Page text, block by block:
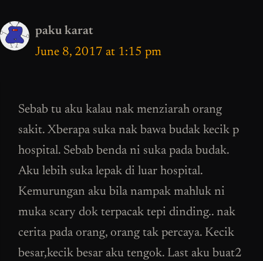
paku karat
June 8, 2017 at 1:15 pm
Sebab tu aku kalau nak menziarah orang
sakit. Xberapa suka nak bawa budak kecik p
hospital. Sebab benda ni suka pada budak.
Aku lebih suka lepak di luar hospital.
Kemurungan aku bila nampak mahluk ni
muka scary dok terpacak tepi dinding.. nak
cerita pada orang, orang tak percaya. Kecik
besar,kecik besar aku tengok. Last aku buat2